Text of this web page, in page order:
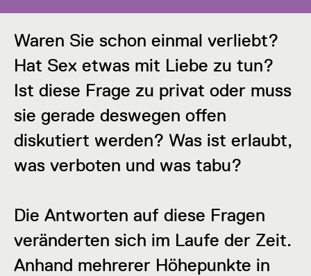
Waren Sie schon einmal verliebt?
Hat Sex etwas mit Liebe zu tun?
Ist diese Frage zu privat oder muss
sie gerade deswegen offen
diskutiert werden? Was ist erlaubt,
was verboten und was tabu?
Die Antworten auf diese Fragen
veränderten sich im Laufe der Zeit.
Anhand mehrerer Höhepunkte in